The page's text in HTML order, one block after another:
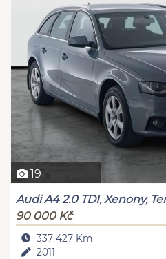
19
Audi A4 2.0 TDI, Xenony,
90 000 Kč
337 427 Km
2011